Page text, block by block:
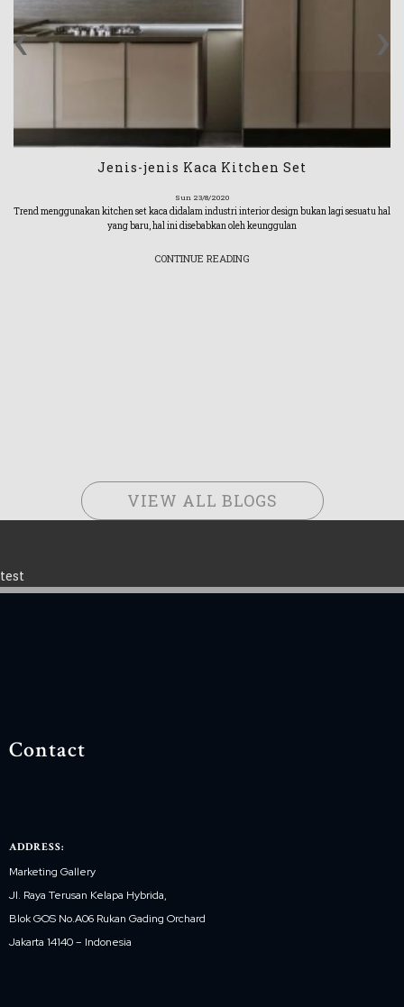
Jenis-jenis Kaca Kitchen Set
Sun 23/8/2020
Trend menggunakan kitchen set kaca didalam industri interior design bukan lagi sesuatu hal
yang baru, hal ini disebabkan oleh keunggulan
CONTINUE READING
‹ ›
VIEW ALL BLOGS
test
Contact
ADDRESS:
Marketing Gallery
Jl. Raya Terusan Kelapa Hybrida,
Blok GOS No.A06 Rukan Gading Orchard
Jakarta 14140 – Indonesia